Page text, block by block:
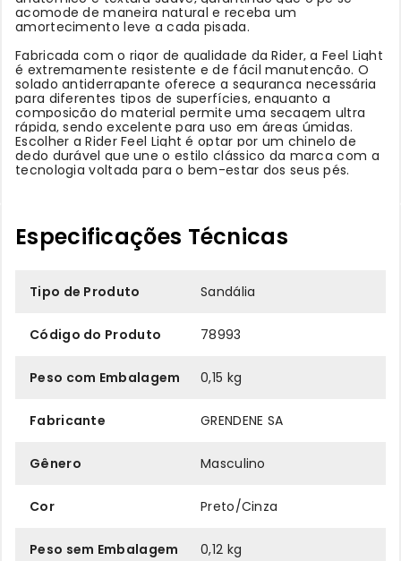
acomode de maneira natural e receba um
amortecimento leve a cada pisada.
Fabricada com o rigor de qualidade da Rider, a Feel Light
é extremamente resistente e de fácil manutenção. O
solado antiderrapante oferece a segurança necessária
para diferentes tipos de superfícies, enquanto a
composição do material permite uma secagem ultra
rápida, sendo excelente para uso em áreas úmidas.
Escolher a Rider Feel Light é optar por um chinelo de
dedo durável que une o estilo clássico da marca com a
tecnologia voltada para o bem-estar dos seus pés.
Especificações Técnicas
Tipo de Produto Sandália
Código do Produto 78993
Peso com Embalagem 0,15 kg
Fabricante GRENDENE SA
Gênero Masculino
Cor Preto/Cinza
Peso sem Embalagem 0,12 kg